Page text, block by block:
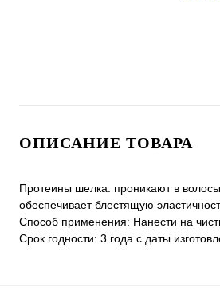
ОПИСАНИЕ ТОВАРА
Протеины шелка: проникают в
обеспечивает блестящую
Способ применения: Нанести на
Срок годности: 3 года с даты